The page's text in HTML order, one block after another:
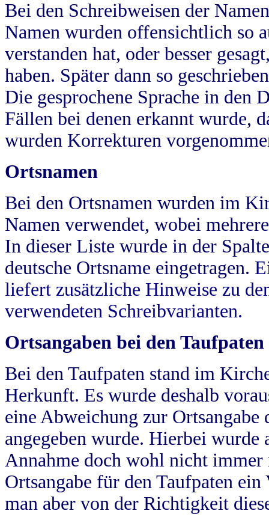
Bei den Schreibweisen der
Namen wurden offensichtlich so
verstanden hat, oder besser
haben. Später dann so
Die gesprochene Sprache in
Fällen bei denen erkannt wurde,
wurden Korrekturen
Ortsnamen
Bei den Ortsnamen wurden im
Namen verwendet, wobei
In dieser Liste wurde in der
deutsche Ortsname eingetragen.
liefert zusätzliche Hinweise zu
verwendeten Schreibvarianten.
Ortsangaben bei den Taufpaten
Bei den Taufpaten stand im
Herkunft. Es wurde deshalb
eine Abweichung zur
angegeben wurde. Hierbei wurde
Annahme doch wohl nicht
Ortsangabe für den Taufpaten
man aber von der Richtigkeit